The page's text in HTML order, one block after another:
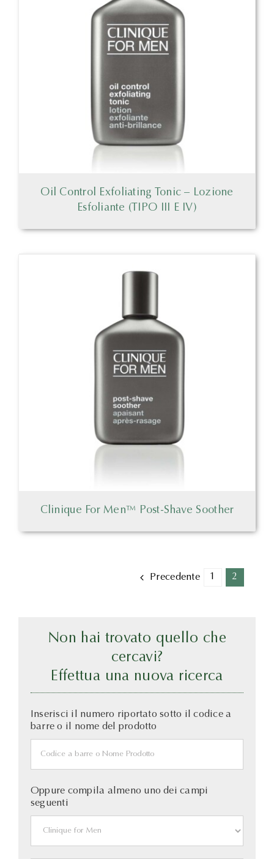
Oil Control Exfoliating Tonic – Lozione
Esfoliante (TIPO III E IV)
Clinique For Men™ Post-Shave Soother
Precedente 1 2
Non hai trovato quello che
cercavi?
Effettua una nuova ricerca
Inserisci il numero riportato sotto il codice a
barre o il nome del prodotto
Oppure compila almeno uno dei campi
seguenti